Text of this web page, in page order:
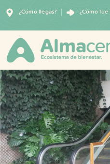
¿Cómo llegas? ¿Cómo